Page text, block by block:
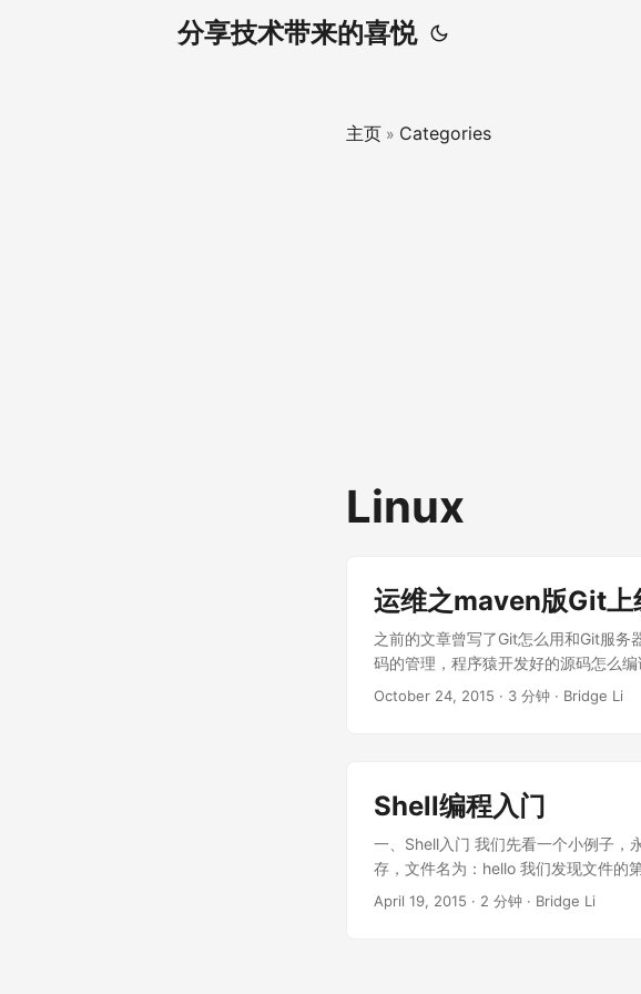
分享技术带来的喜悦
主页 » Categories
Linux
运维之maven版Git上
之前的文章曾写了Git怎么用和Git服务
码的管理，程序猿开发好的源码怎么
一段时间公司老大让老夫负责公司的
PATH=${JAVA_HOME}/bin:$PATH
work="project_name" DATE=$(date
6.0.41_project_name" cd
ROOT ]; then tar cfz "ROOT-
# Git 更新与版本切换函数
October 24, 2015 · 3 分钟 · Bridge Li
Shell编程入门
一、Shell入门 我们先看一个小例子
存，文件名为：hello 我们发现文件的
我们这么来执行这个文件： /bin/sh
April 19, 2015 · 2 分钟 · Bridge Li